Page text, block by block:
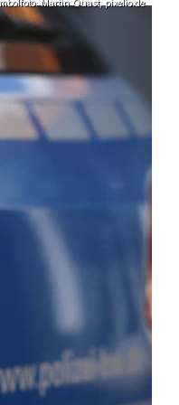
Martin Quast, pixelio.de